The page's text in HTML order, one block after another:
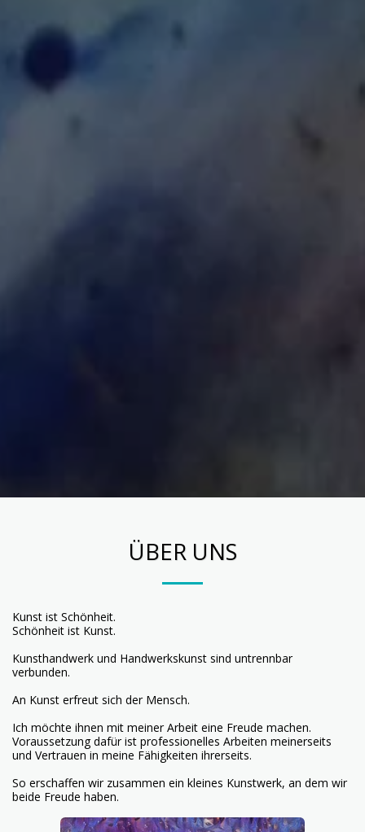
ÜBER UNS
Kunst ist Schönheit.
Schönheit ist Kunst.
Kunsthandwerk und Handwerkskunst sind untrennbar
verbunden.
An Kunst erfreut sich der Mensch.
Ich möchte ihnen mit meiner Arbeit eine Freude machen.
Voraussetzung dafür ist professionelles Arbeiten meinerseits
und Vertrauen in meine Fähigkeiten ihrerseits.
So erschaffen wir zusammen ein kleines Kunstwerk, an dem wir
beide Freude haben.